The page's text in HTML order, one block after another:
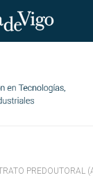
PREDOUTORAL